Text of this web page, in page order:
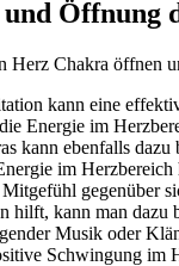
Öffnung
Chakra öffnen
kann eine
Energie im
kann ebenfalls
im
gegenüber
hilft, kann man dazu
Musik oder
Schwingung im